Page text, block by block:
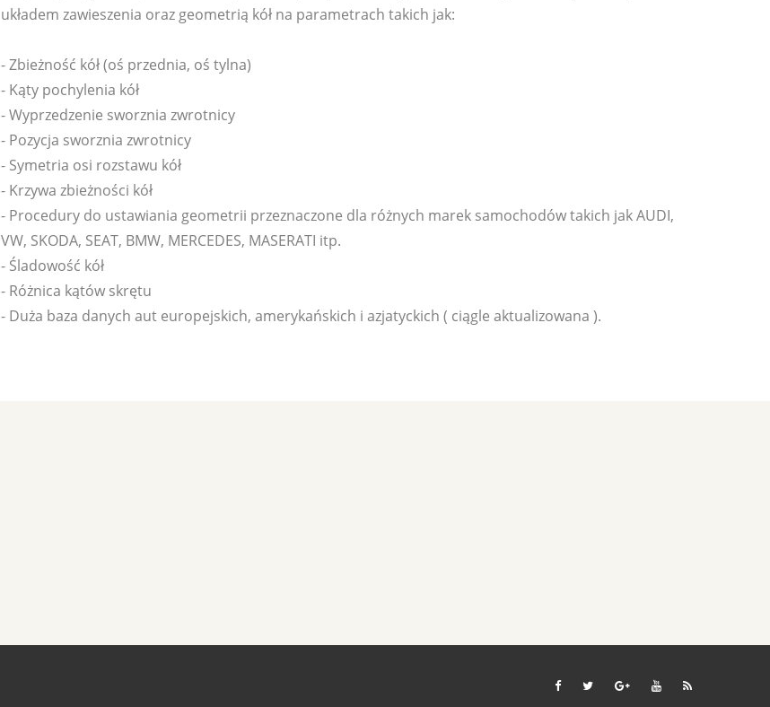
układem zawieszenia oraz geometrią kół na parametrach takich jak:
- Zbieżność kół (oś przednia, oś tylna)
- Kąty pochylenia kół
- Wyprzedzenie sworznia zwrotnicy
- Pozycja sworznia zwrotnicy
- Symetria osi rozstawu kół
- Krzywa zbieżności kół
- Procedury do ustawiania geometrii przeznaczone dla różnych marek samochodów takich jak AUDI,
VW, SKODA, SEAT, BMW, MERCEDES, MASERATI itp.
- Śladowość kół
- Różnica kątów skrętu
- Duża baza danych aut europejskich, amerykańskich i azjatyckich ( ciągle aktualizowana ).